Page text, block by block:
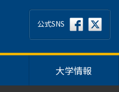
大学情報
公式SNS